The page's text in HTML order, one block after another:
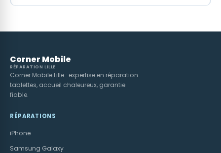
Corner Mobile
RÉPARATION LILLE
Corner Mobile Lille : expertise en réparation
tablettes, accueil chaleureux, garantie
fiable.
RÉPARATIONS
iPhone
Samsung Galaxy